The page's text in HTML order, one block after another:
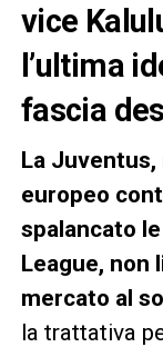
vice
l’ultima
fascia
La
europeo
spalancato
League, non
mercato al
la trattativa